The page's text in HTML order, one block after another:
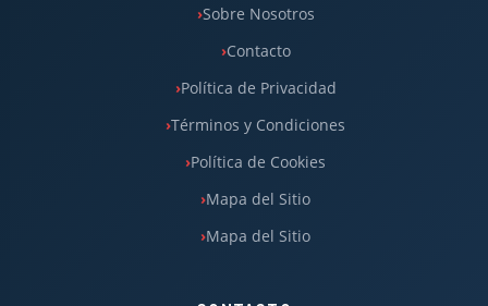
Sobre Nosotros
Contacto
Política de Privacidad
Términos y Condiciones
Política de Cookies
Mapa del Sitio
Mapa del Sitio